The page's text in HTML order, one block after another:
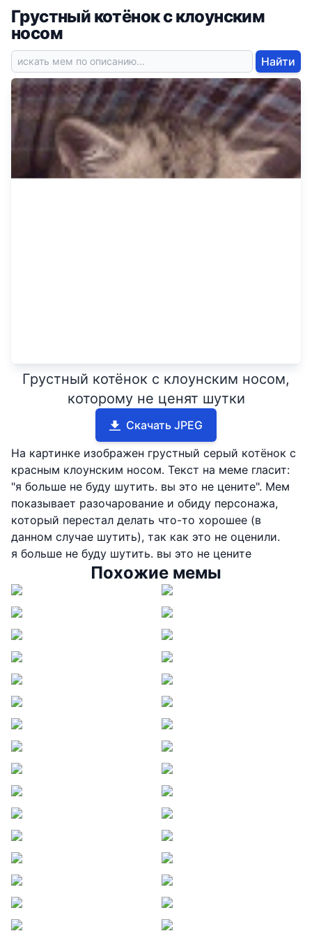
Грустный котёнок с клоунским
носом
Найти
Грустный котёнок с клоунским носом,
которому не ценят шутки
Скачать JPEG
На картинке изображен грустный серый котёнок с
красным клоунским носом. Текст на меме гласит:
"я больше не буду шутить. вы это не цените". Мем
показывает разочарование и обиду персонажа,
который перестал делать что-то хорошее (в
данном случае шутить), так как это не оценили.
я больше не буду шутить. вы это не цените
Похожие мемы